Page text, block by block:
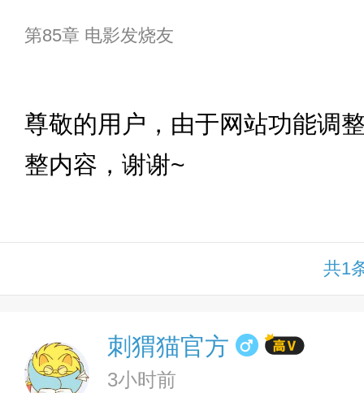
第85章 电影发烧友
尊敬的用户，由于网站功能调
整内容，谢谢~
共1
刺猬猫官方
3小时前